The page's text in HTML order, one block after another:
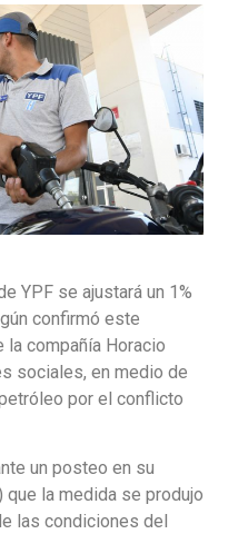
YPF se ajustará un 1%
confirmó este
compañía Horacio
sociales, en medio de
por el conflicto
un posteo en su
la medida se produjo
las condiciones del